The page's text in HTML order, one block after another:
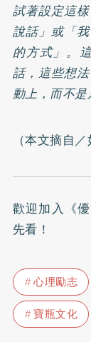
試著設定這
說話」或「
的方式」。
話，這些想
動上，而不是
（本文摘自／
歡迎加入 《
先看！
心理勵志
寶瓶文化